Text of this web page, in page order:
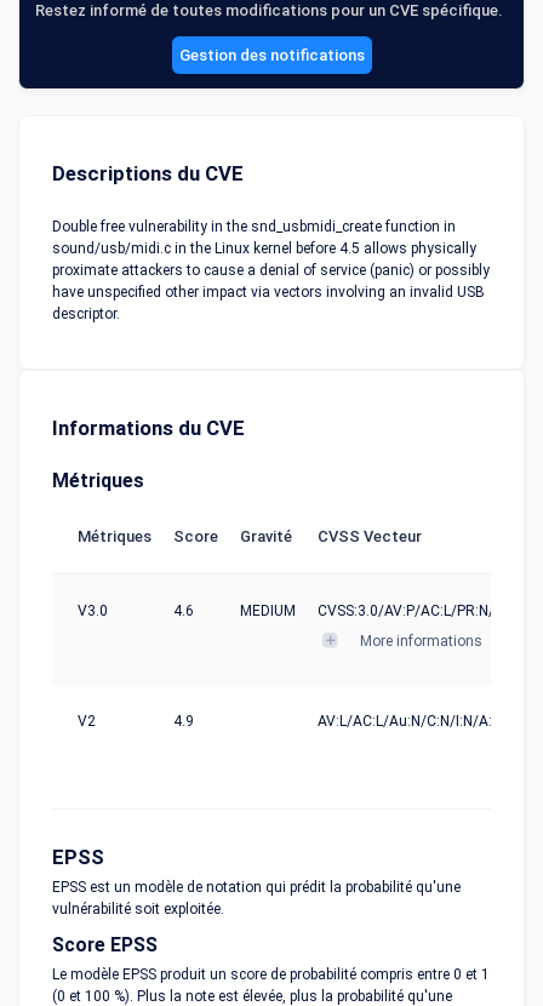
Restez informé de toutes modifications pour un CVE spécifique.
Gestion des notifications
Descriptions du CVE
Double free vulnerability in the snd_usbmidi_create function in
sound/usb/midi.c in the Linux kernel before 4.5 allows physically
proximate attackers to cause a denial of service (panic) or possibly
have unspecified other impact via vectors involving an invalid USB
descriptor.
Informations du CVE
Métriques
Métriques Score Gravité CVSS Vecteur
V3.0 4.6 MEDIUM
CVSS:3.0/AV:P/AC:L/PR:N/UI:N/
More informations
V2 4.9 AV:L/AC:L/Au:N/C:N/I:N/A:C
EPSS
EPSS est un modèle de notation qui prédit la probabilité qu'une
vulnérabilité soit exploitée.
Score EPSS
Le modèle EPSS produit un score de probabilité compris entre 0 et 1
(0 et 100 %). Plus la note est élevée, plus la probabilité qu'une